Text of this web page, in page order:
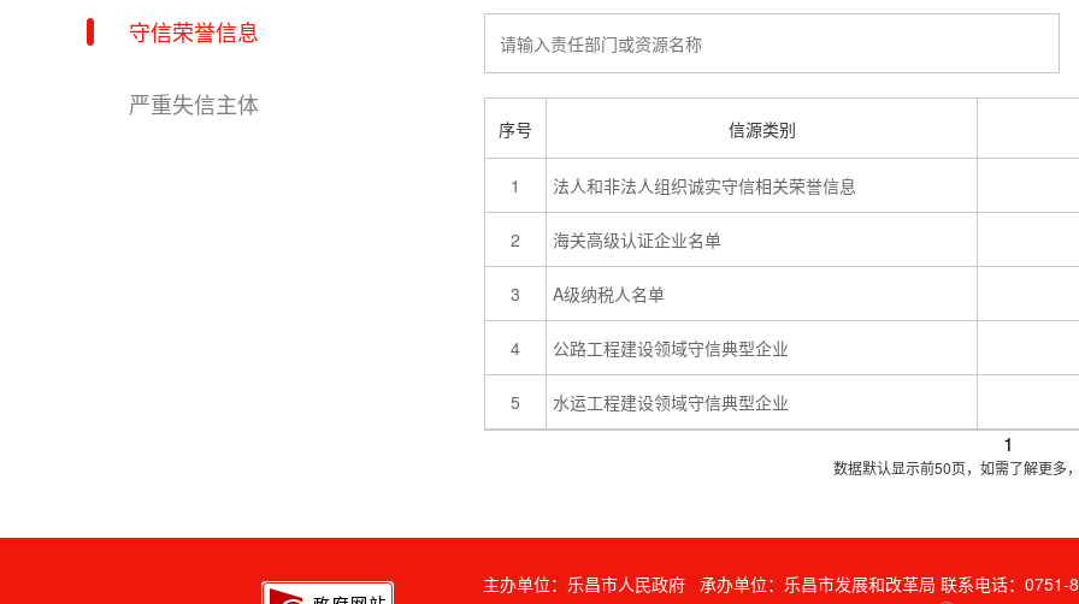
守信荣誉信息
严重失信主体
主办单位：乐昌市人民政府 承办单位：乐昌市发展和改革局 联系电话：0751-